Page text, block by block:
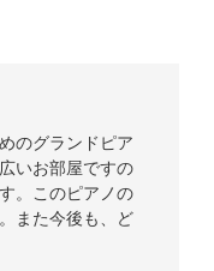
のグランドピア
いお部屋ですの
。このピアノの
また今後も、ど